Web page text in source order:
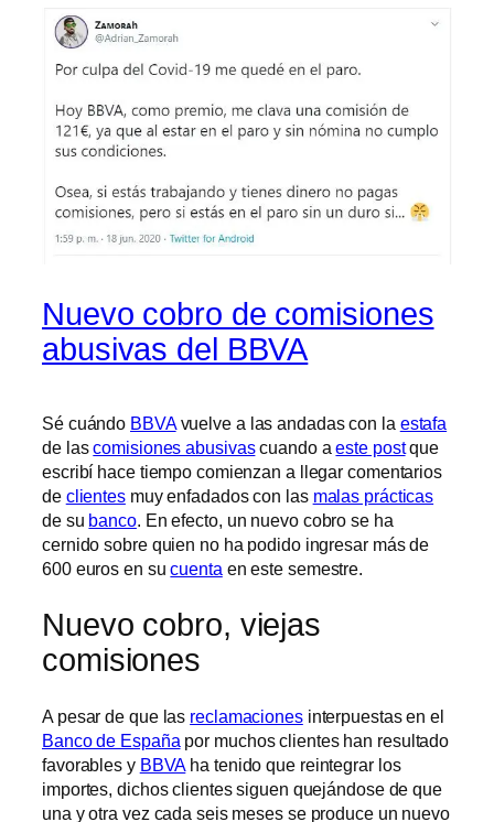
Nuevo cobro de comisiones
abusivas del BBVA
Sé cuándo BBVAvuelve a las andadas con la estafa
de lascomisiones abusivascuando aeste postque
escribí hace tiempo comienzan a llegar comentarios
de clientesmuy enfadados con las malas prácticas
de su banco. En efecto, un nuevo cobro se ha
cernido sobre quien no ha podido ingresar más de
600 euros en sucuenta en este semestre.
Nuevo cobro, viejas
comisiones
A pesar de que las reclamacionesinterpuestas en el
Banco de España por muchos clientes han resultado
favorables y BBVA ha tenido que reintegrar los
importes, dichos clientes siguen quejándose de que
una y otra vez cada seis meses se produce un nuevo